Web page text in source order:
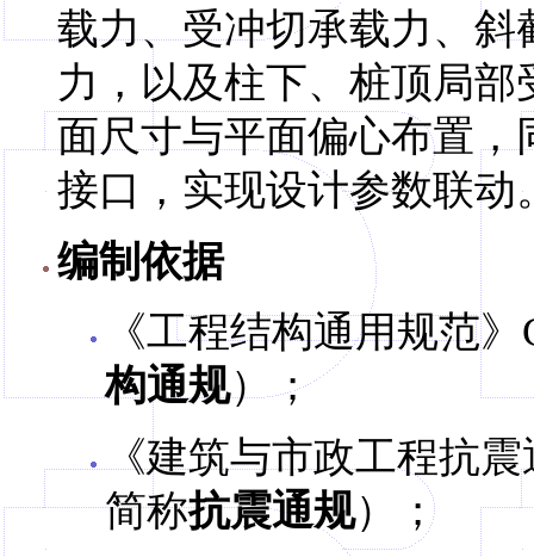
载力、受冲切承载力、
力，以及柱下、桩顶局
面尺寸与平面偏心布置
接口，实现设计参数联动
编制依据
《工程结构通用规范
构通规）；
《建筑与市政工程抗震
简称抗震通规）；